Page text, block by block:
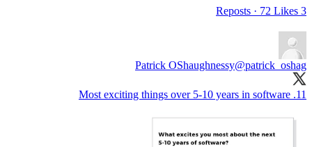
3 Reposts
· 72 Likes
Patrick OShaughnessy@patrick_oshag
11. Most exciting things over 5-10 years in software